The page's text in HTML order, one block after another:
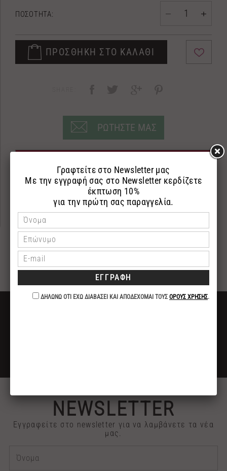
ΠΟΣΟΤΗΤΑ:
ΠΡΟΣΘΗΚΗ ΣΤΟ ΚΑΛΑΘΙ
ΡΩΤΗΣΤΕ ΜΑΣ
ΕΠΙΣΤΡΟΦΕΣ
ΠΛΗΡΩΜΗ
250ml Κρέμα σώματος
Ενυδατική κρέμα σώματος με λάδι ελιάς, βερίκοκου
και άργκαν που ενυδατώνουν και περιποιούνται την
επιδερμίδα
NEWSLETTER
Εγγραφείτε στο newsletter για να λαμβάνετε τα νέα
μας.